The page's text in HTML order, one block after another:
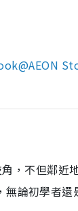
，不但鄰近
無論初學者還